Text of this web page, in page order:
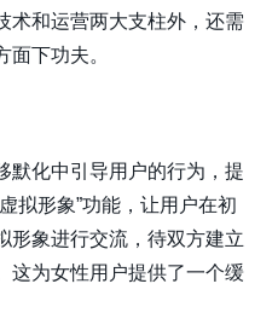
术和运营两大支柱外，还需
下功夫。
默化中引导用户的行为，提
拟形象”功能，让用户在初
形象进行交流，待双方建立
这为女性用户提供了一个缓